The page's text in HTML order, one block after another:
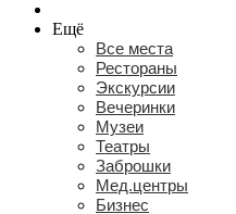
Ещё
Все места
Рестораны
Экскурсии
Вечеринки
Музеи
Театры
Заброшки
Мед.центры
Бизнес